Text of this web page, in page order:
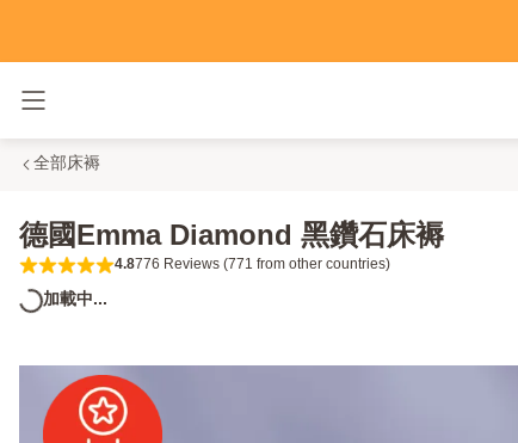
全部床褥
德國Emma Diamond 黑鑽石床褥
4.8 out of 5 stars 776 Reviews (771 from
4.8776 Reviews (771 from other countries)
加載中...